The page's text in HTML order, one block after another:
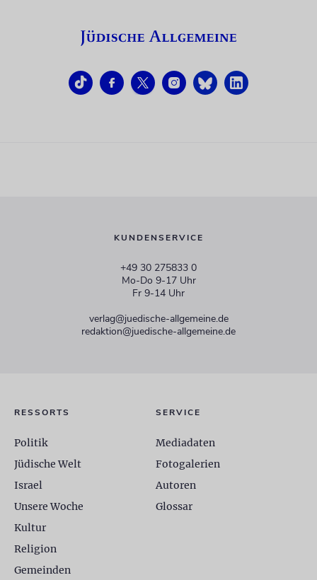
KUNDENSERVICE
+49 30 275833 0
Mo-Do 9-17 Uhr
Fr 9-14 Uhr
verlag@juedische-allgemeine.de
redaktion@juedische-allgemeine.de
RESSORTS
Politik
Jüdische Welt
Israel
Unsere Woche
Kultur
Religion
Gemeinden
SERVICE
Mediadaten
Fotogalerien
Autoren
Glossar